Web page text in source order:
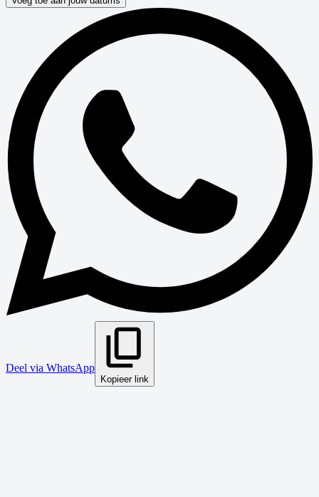
Deel via WhatsApp
Kopieer link